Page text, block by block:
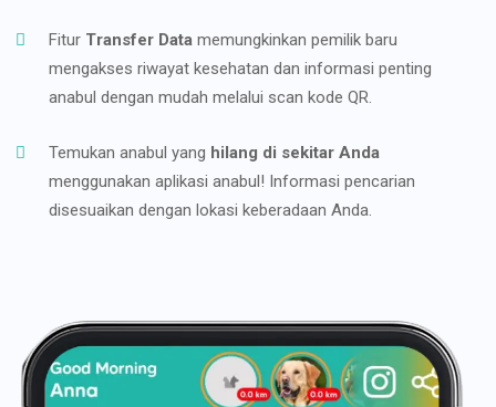
Fitur Transfer Data memungkinkan pemilik baru
mengakses riwayat kesehatan dan informasi penting
anabul dengan mudah melalui scan kode QR.
Temukan anabul yang hilang di sekitar Anda
menggunakan aplikasi anabul! Informasi pencarian
disesuaikan dengan lokasi keberadaan Anda.